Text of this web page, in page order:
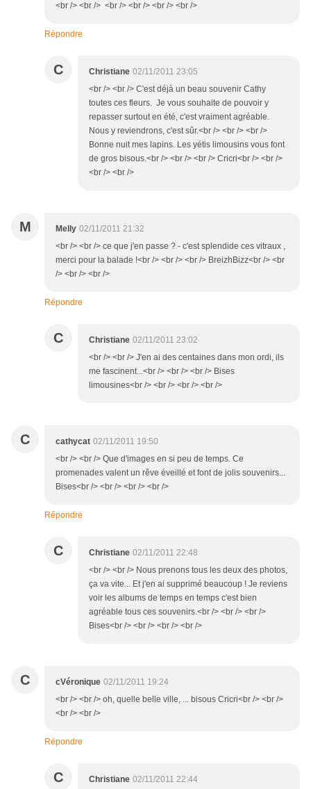
<br /> <br /> <br /> <br /> <br /> <br />
Répondre
C Christiane 02/11/2011 23:05
<br /> <br /> C'est déjà un beau souvenir Cathy
toutes ces fleurs. Je vous souhaite de pouvoir y
repasser surtout en été, c'est vraiment agréable.
Nous y reviendrons, c'est sûr.<br /> <br /> <br />
Bonne nuit mes lapins. Les yétis limousins vous font
de gros bisous.<br /> <br /> <br /> Cricri<br /> <br />
<br /> <br />
M Melly 02/11/2011 21:32
<br /> <br /> ce que j'en passe ? - c'est splendide ces vitraux ,
merci pour la balade !<br /> <br /> <br /> BreizhBizz<br /> <br
/> <br /> <br />
Répondre
C Christiane 02/11/2011 23:02
<br /> <br /> J'en ai des centaines dans mon ordi, ils
me fascinent...<br /> <br /> <br /> Bises
limousines<br /> <br /> <br /> <br />
C cathycat 02/11/2011 19:50
<br /> <br /> Que d'images en si peu de temps. Ce
promenades valent un rêve éveillé et font de jolis souvenirs...
Bises<br /> <br /> <br /> <br />
Répondre
C Christiane 02/11/2011 22:48
<br /> <br /> Nous prenons tous les deux des photos,
ça va vite... Et j'en ai supprimé beaucoup ! Je reviens
voir les albums de temps en temps c'est bien
agréable tous ces souvenirs.<br /> <br /> <br />
Bises<br /> <br /> <br /> <br />
C cVéronique 02/11/2011 19:24
<br /> <br /> oh, quelle belle ville, ... bisous Cricri<br /> <br />
<br /> <br />
Répondre
C Christiane 02/11/2011 22:44